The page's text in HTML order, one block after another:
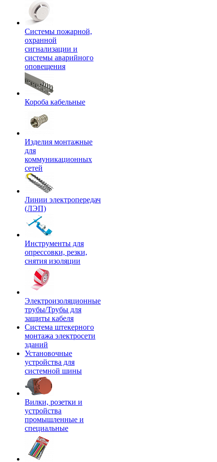
Системы пожарной,
охранной
сигнализации и
системы аварийного
оповещения
Короба кабельные
Изделия монтажные
для
коммуникационных
сетей
Линии электропередач
(ЛЭП)
Инструменты для
опрессовки, резки,
снятия изоляции
Электроизоляционные
трубы/Трубы для
защиты кабеля
Система штекерного
монтажа электросети
зданий
Установочные
устройства для
системной шины
Вилки, розетки и
устройства
промышленные и
специальные